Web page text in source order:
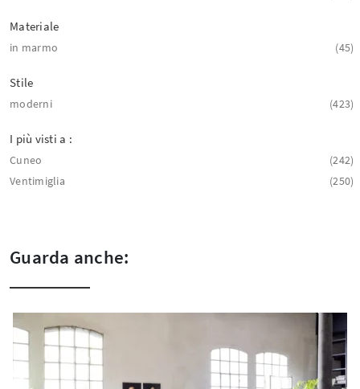
Materiale
in marmo 45
Stile
moderni 423
I più visti a :
Cuneo
242
Ventimiglia
250
Guarda anche: